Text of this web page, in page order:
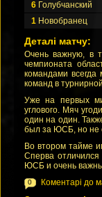
6 Голубчанский
1 Новобранец
Деталі матчу:
Очень важную, в
чемпионата
командами
команд в
Уже на первых
углового. Мяч
один на один.
был за ЮСБ, но не
Во втором тайме
Сперва
ЮСБ и очень
0 Коментарі до